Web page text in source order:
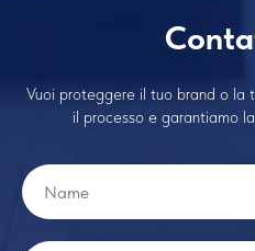
Vuoi proteggere il tuo brand o la
il processo e garantiamo